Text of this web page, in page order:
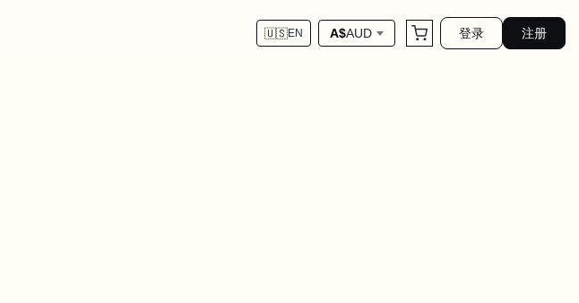
🇺🇸EN A$AUD 登录 注册